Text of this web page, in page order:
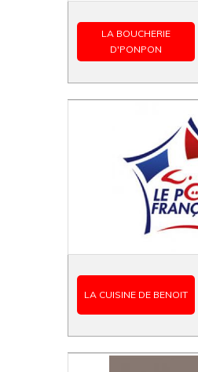
LA BOUCHERIE
D'PONPON
LA CUISINE DE BENOIT